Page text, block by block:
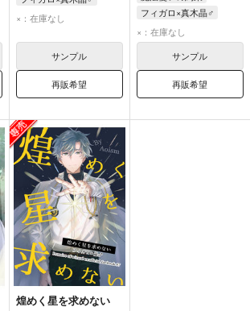
フィガロ
×：在庫なし
サンプル
再販希望
フィガロ×真木晶♂
フィガロ
×：在庫なし
サンプル
再販希望
煌めく星を求めない